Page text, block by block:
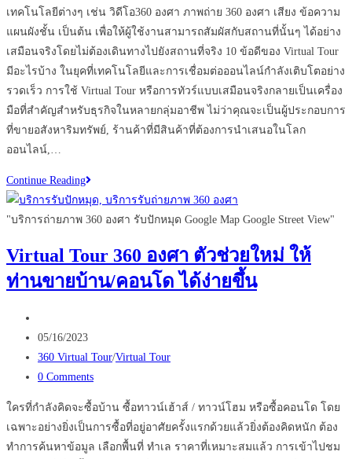
เทคโนโลยีต่างๆ เช่น วิดีโอ360 องศา ภาพถ่าย 360 องศา เสียง ข้อความ
แผนผังชั้น เป็นต้น เพื่อให้ผู้ใช้งานสามารถสัมผัสกับสถานที่นั้นๆ ได้อย่าง
เสมือนจริงโดยไม่ต้องเดินทางไปยังสถานที่จริง 10 ข้อดีของ Virtual Tour
มีอะไรบ้าง ในยุคที่เทคโนโลยีและการเชื่อมต่อออนไลน์กำลังเติบโตอย่าง
รวดเร็ว การใช้ Virtual Tour หรือการทัวร์แบบเสมือนจริงกลายเป็นเครื่อง
มือที่สำคัญสำหรับธุรกิจในหลายกลุ่มอาชีพ ไม่ว่าคุณจะเป็นผู้ประกอบการ
ที่ขายอสังหาริมทรัพย์, ร้านค้าที่มีสินค้าที่ต้องการนำเสนอในโลก
ออนไลน์,…
Continue Reading10
ข้อดี
ของ
Tour
ที่
ธุรกิจ
ควร
รู้
"บริการถ่ายภาพ 360 องศา รับปักหมุด Google Map Google Street View"
Virtual Tour 360 องศา ตัวช่วยใหม่ ให้
ท่านขายบ้าน/คอนโด ได้ง่ายขึ้น
author:
Post
published:
05/16/2023
Post
category:
360 Virtual Tour/Virtual Tour
Post
0 Comments
ใครที่กำลังคิดจะซื้อบ้าน ซื้อทาวน์เฮ้าส์ / ทาวน์โฮม หรือซื้อคอนโด โดย
เฉพาะอย่างยิ่งเป็นการซื้อที่อยู่อาศัยครั้งแรกด้วยแล้วยิ่งต้องคิดหนัก ต้อง
ทำการค้นหาข้อมูล เลือกพื้นที่ ทำเล ราคาที่เหมาะสมแล้ว การเข้าไปชม